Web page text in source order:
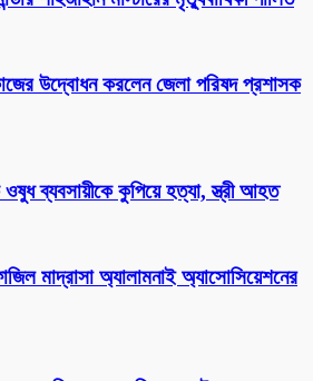
উদ্বোধন করলেন জেলা পরিষদ প্রশাসক
ব্যবসায়ীকে কুপিয়ে হত্যা, স্ত্রী আহত
মাদ্রাসা অ্যালামনাই অ্যাসোসিয়েশনের